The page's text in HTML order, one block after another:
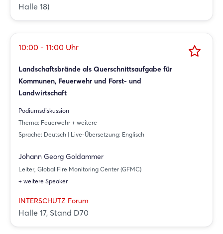
Halle 18)
10:00 - 11:00 Uhr
Landschaftsbrände als Querschnittsaufgabe für
Kommunen, Feuerwehr und Forst- und
Landwirtschaft
Podiumsdiskussion
Thema: Feuerwehr + weitere
Sprache: Deutsch | Live-Übersetzung: Englisch
Johann Georg Goldammer
Leiter, Global Fire Monitoring Center (GFMC)
+ weitere Speaker
INTERSCHUTZ Forum
Halle 17, Stand D70